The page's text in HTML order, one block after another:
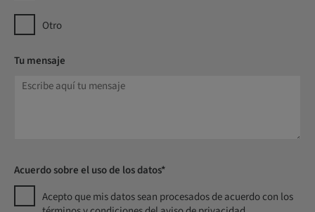
Otro
Tu mensaje
Acuerdo sobre el uso de los datos*
Acepto que mis datos sean procesados de acuerdo con los